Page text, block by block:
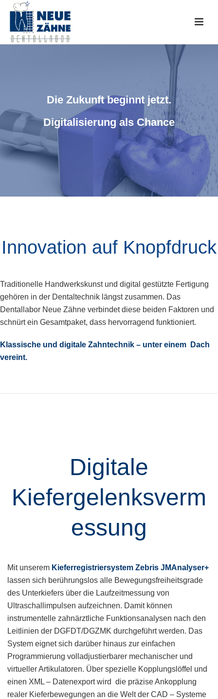
Die Zukunft beginnt jetzt.
Digitalisierung als Chance
Innovation auf Knopfdruck
Traditionelle Handwerkskunst und digital gestützte Fertigung
gehören in der Dentaltechnik längst zusammen. Das
Dentallabor Neue Zähne verbindet diese beiden Faktoren und
schnürt ein Gesamtpaket, dass hervorragend funktioniert.
Klassische und digitale Zahntechnik – unter einem Dach
vereint.
Digitale
Kiefergelenksverm
Essung
Mit unserem Kieferregistriersystem Zebris JMAnalyser+
lassen sich berührungslos alle Bewegungsfreiheitsgrade
des Unterkiefers über die Laufzeitmessung von
Ultraschallimpulsen aufzeichnen. Damit können
instrumentelle zahnärztliche Funktionsanalysen nach den
Leitlinien der DGFDT/DGZMK durchgeführt werden. Das
System eignet sich darüber hinaus zur einfachen
Programmierung volladjustierbarer mechanischer und
virtueller Artikulatoren. Über spezielle Kopplungslöffel und
einen XML – Datenexport wird die präzise Ankopplung
realer Kieferbewegungen an die Welt der CAD – Systeme